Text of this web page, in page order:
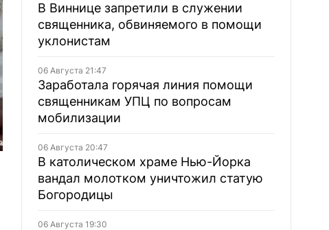
В Виннице запретили в служении
священника, обвиняемого в помощи
уклонистам
06 Августа 21:47
Заработала горячая линия помощи
священникам УПЦ по вопросам
мобилизации
06 Августа 20:47
В католическом храме Нью-Йорка
вандал молотком уничтожил статую
Богородицы
06 Августа 19:30